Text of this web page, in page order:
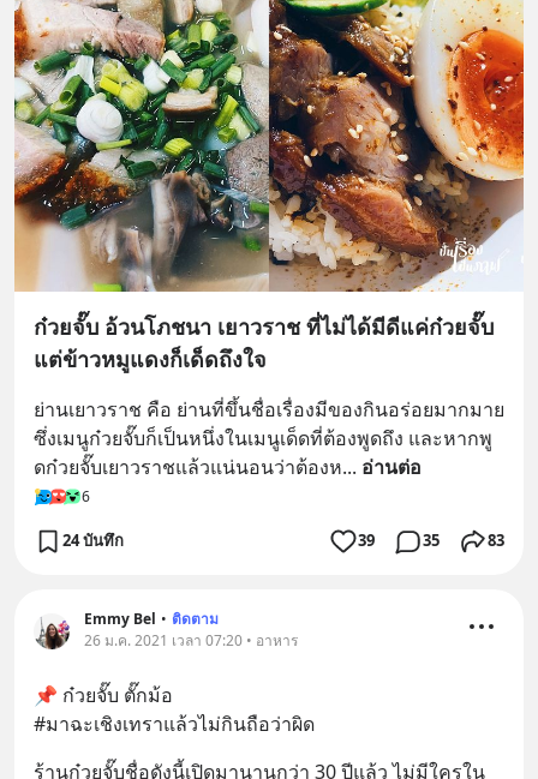
ก๋วยจั๊บ อ้วนโภชนา เยาวราช ที่ไม่ได้มีดีแค่ก๋วยจั๊บ
แต่ข้าวหมูแดงก็เด็ดถึงใจ
ย่านเยาวราช คือ ย่านที่ขึ้นชื่อเรื่องมีของกินอร่อยมากมาย
ซึ่งเมนูก๋วยจั๊บก็เป็นหนึ่งในเมนูเด็ดที่ต้องพูดถึง และหากพู
ดก๋วยจั๊บเยาวราชแล้วแน่นอนว่าต้องห... อ่านต่อ
6
24 บันทึก 39 35 83
Emmy Bel • ติดตาม
26 ม.ค. 2021 เวลา 07:20 • อาหาร
📌 ก๋วยจั๊บ ตั๊กม้อ
#มาฉะเชิงเทราแล้วไม่กินถือว่าผิด
ร้านก๋วยจั๊บชื่อดังนี้เปิดมานานกว่า 30 ปีแล้ว ไม่มีใครใน